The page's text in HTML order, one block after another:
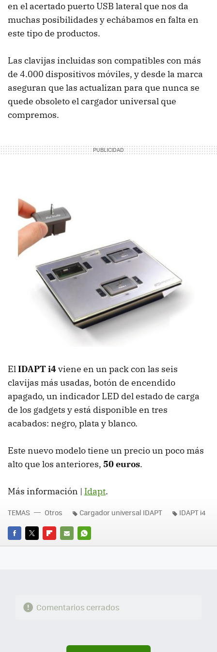
en el acertado puertoUSB lateral que nos da
muchas posibilidades y echábamos en falta en
este tipo de productos.
Las clavijas incluidas son compatibles con más
de 4.000 dispositivos móviles, y desde la marca
aseguran que las actualizan para que nunca se
quede obsoleto el cargador universal que
compremos.
ElIDAPTi4viene en un pack con las seis
clavijas más usadas, botón de encendido
apagado, un indicador LED del estado de carga
de los gadgets y está disponible en tres
acabados: negro, plata y blanco.
Este nuevo modelo tiene un precio un poco más
alto que los anteriores, 50 euros.
Más información | Idapt.
FACEBOOK
TWITTERFLIPBOARD
E-
WHATSAPP
TEMAS Otros Cargador universal IDAPT IDAPT i4
Comentarios cerrados